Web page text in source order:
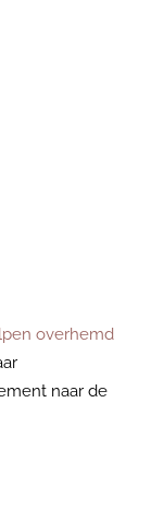
overhemd
naar de